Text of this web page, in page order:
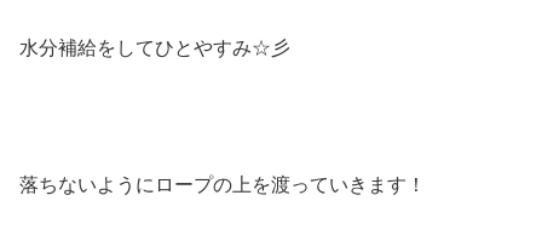
水分補給をしてひとやすみ☆彡
落ちないようにロープの上を渡っていきます！